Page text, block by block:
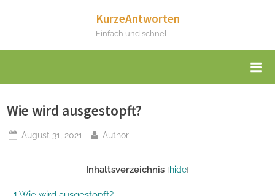
KurzeAntworten
Einfach und schnell
Wie wird ausgestopft?
Posted
August 31, 2021 By
Author
Inhaltsverzeichnis [hide]